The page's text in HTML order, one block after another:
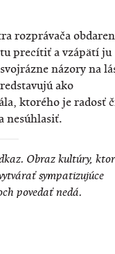
rozprávača
precítiť a vzápätí ju
názory na
ako
ktorého je radosť
nesúhlasiť.
Obraz kultúry,
sympatizujúce
povedať nedá.